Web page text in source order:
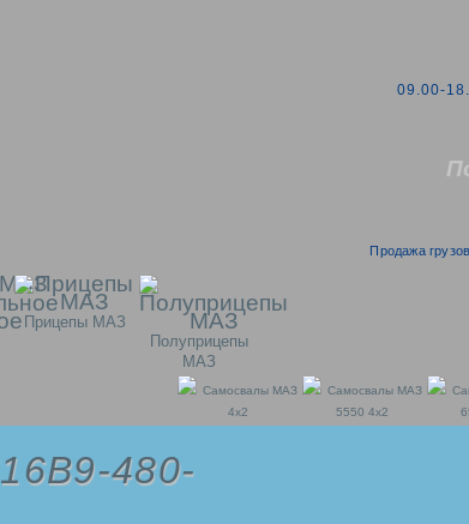
09.00-
Продажа
Прицепы МАЗ
Полуприцепы
МАЗ
Самосвалы МАЗ
4x2
Самосвалы МАЗ
5550 4x2
480-